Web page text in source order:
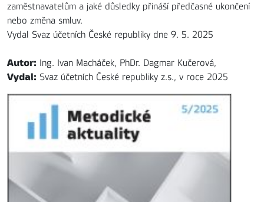
zaměstnavatelům a jaké důsledky přináší předčasné ukončení
nebo změna smluv.
Vydal Svaz účetních České republiky dne 9. 5. 2025
Autor: Ing. Ivan Macháček, PhDr. Dagmar Kučerová,
Vydal: Svaz účetních České republiky z.s., v roce 2025